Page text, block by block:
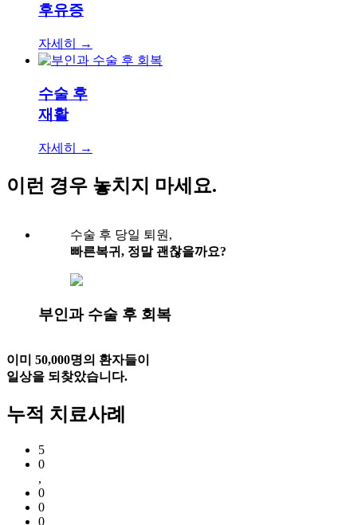
후유증
자세히 →
수술 후
재활
자세히 →
이런 경우 놓치지 마세요.
수술 후 당일 퇴원,
빠른복귀, 정말 괜찮을까요?
부인과 수술 후 회복
이미 50,000명의 환자들이
일상을 되찾았습니다.
누적 치료사례
5
0
,
0
0
0